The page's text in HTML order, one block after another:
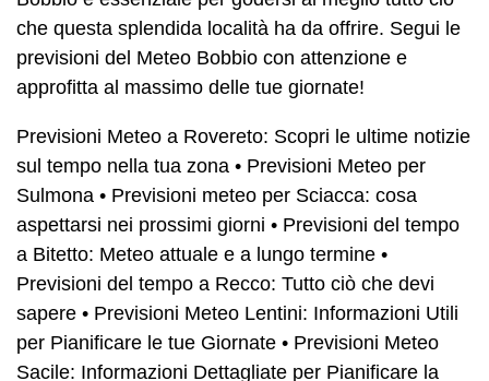
che questa splendida località ha da offrire. Segui le
previsioni del Meteo Bobbio con attenzione e
approfitta al massimo delle tue giornate!
Previsioni Meteo a Rovereto: Scopri le ultime notizie
sul tempo nella tua zona • Previsioni Meteo per
Sulmona • Previsioni meteo per Sciacca: cosa
aspettarsi nei prossimi giorni • Previsioni del tempo
a Bitetto: Meteo attuale e a lungo termine •
Previsioni del tempo a Recco: Tutto ciò che devi
sapere • Previsioni Meteo Lentini: Informazioni Utili
per Pianificare le tue Giornate • Previsioni Meteo
Sacile: Informazioni Dettagliate per Pianificare la